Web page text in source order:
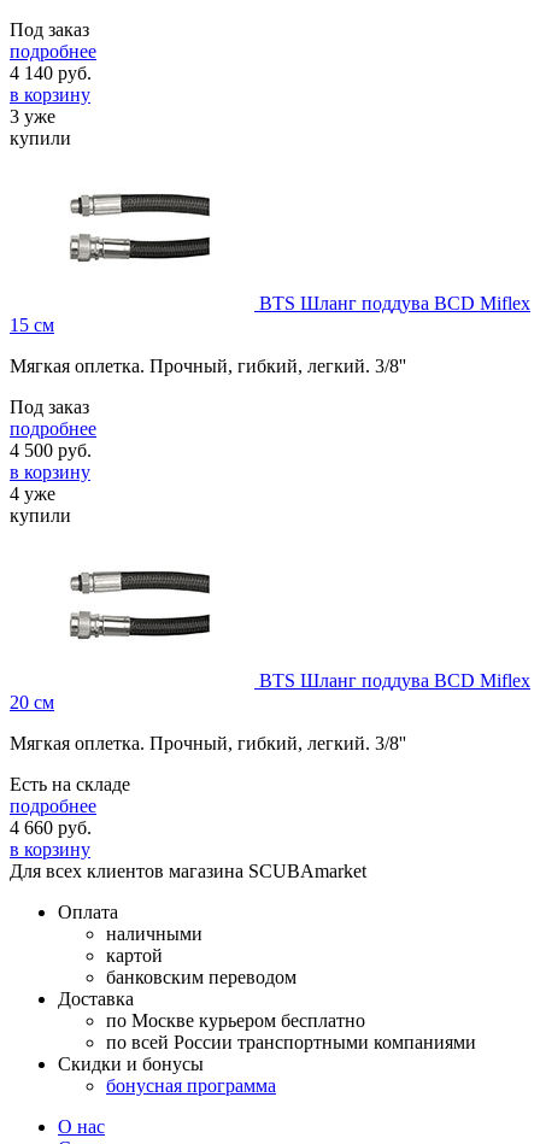
Под заказ
подробнее
4 140 руб.
в корзину
3 уже
купили
BTS Шланг поддува BCD Miflex
15 см
Мягкая оплетка. Прочный, гибкий, легкий. 3/8''
Под заказ
подробнее
4 500 руб.
в корзину
4 уже
купили
BTS Шланг поддува BCD Miflex
20 см
Мягкая оплетка. Прочный, гибкий, легкий. 3/8''
Есть на складе
подробнее
4 660 руб.
в корзину
Для всех клиентов магазина SCUBAmarket
Оплата
наличными
картой
банковским переводом
Доставка
по Москве курьером бесплатно
по всей России транспортными компаниями
Скидки и бонусы
бонусная программа
О нас